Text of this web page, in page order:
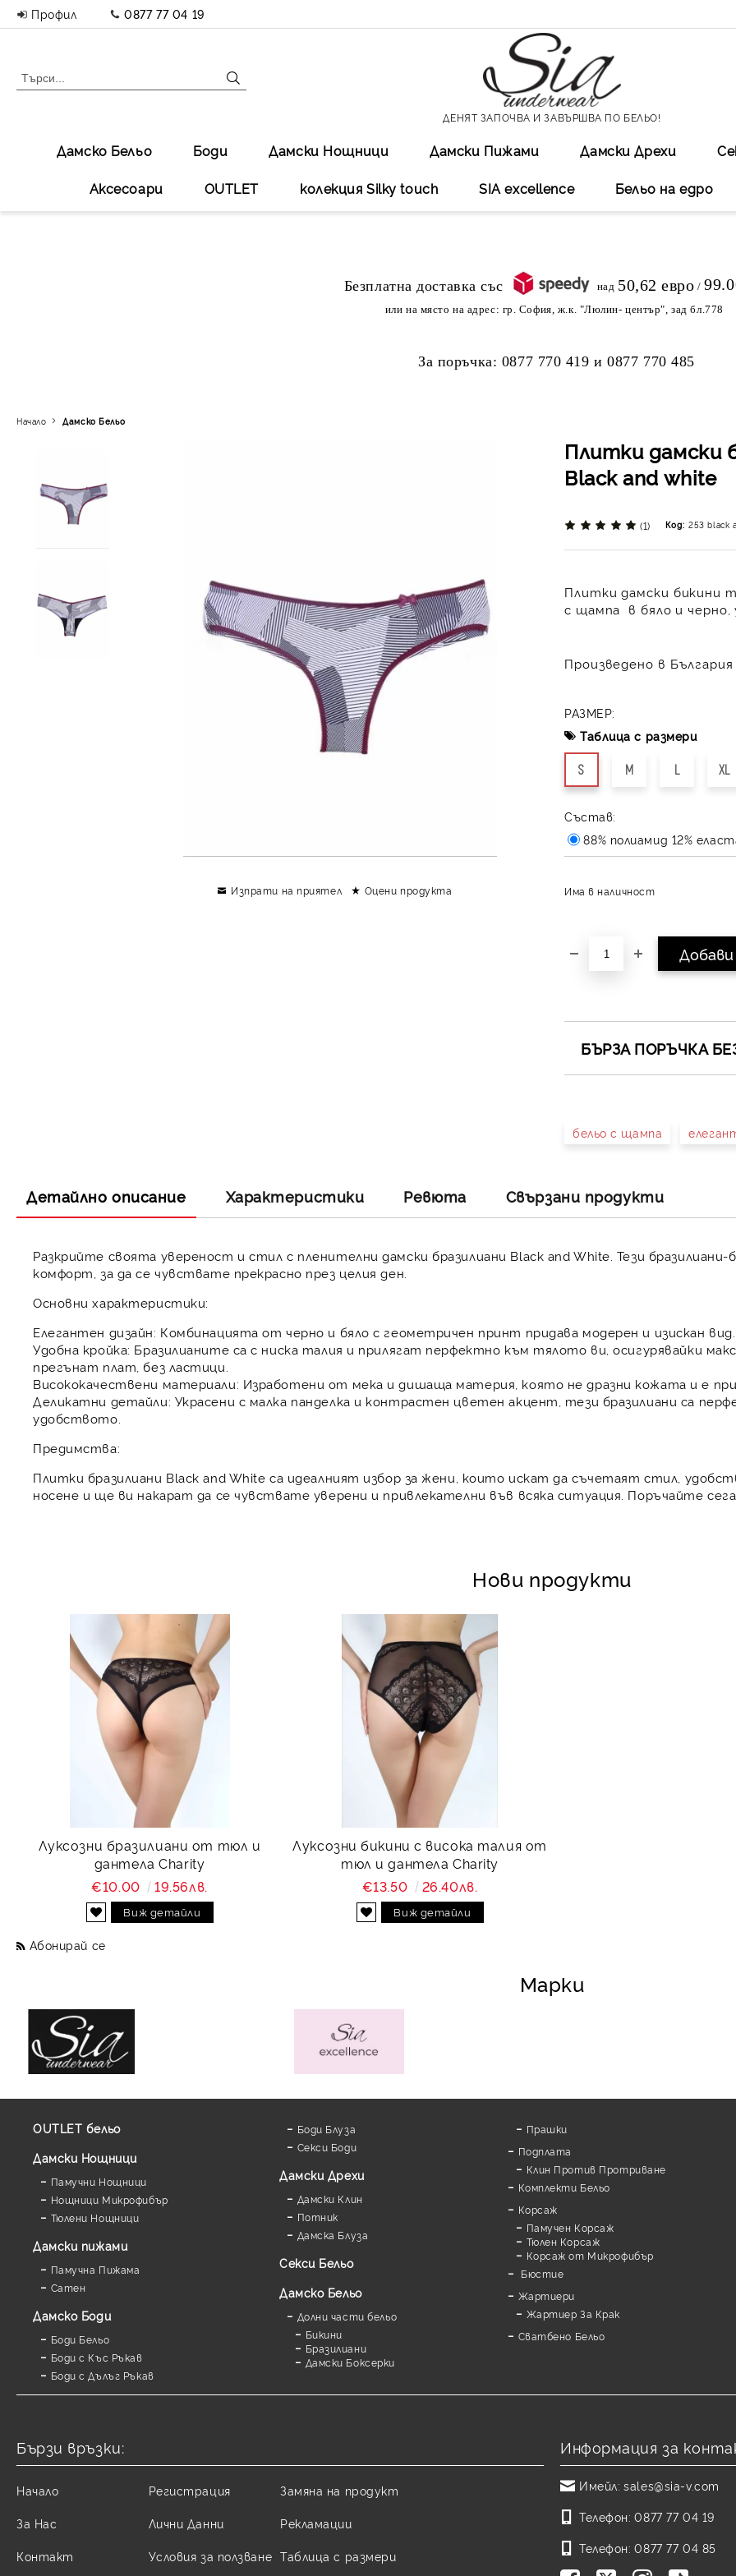
Профил 0877 77 04 19
ДЕНЯТ ЗАПОЧВА И ЗАВЪРШВА ПО БЕЛЬО!
Дамско Бельо Боди Дамски Нощници Дамски Пижами Дамски Дрехи
Аксесоари OUTLET колекция Silky touch SIA excellеnce Бельо на едро
над 50,62 евро /
или на място на адрес: гр. София, ж.к. "Люлин- център", зад бл.778
За поръчка: 0877 770 419 и0877 770 485
Начало Дамско Бельо
Плитки дамски
Black and white
(1) Код: 253 black
Плитки дамски бикини
с щампа в бяло и черно,
Произведено в
РАЗМЕР:
Таблица с размери
S M L XL
Състав:
88% полиамид 12%
Има в наличност
БЪРЗА ПОРЪЧКА
Ние ще се свържем с вас в
бельо с щампа
Изпрати на приятел Оцени продукта
Детайлно описание Характеристики Ревюта Свързани продукти
Разкрийте своята увереност и стил с пленителни дамски бразилиани Black and White. Тези
комфорт, за да се чувствате прекрасно през целия ден.
Основни характеристики:
Елегантен дизайн: Комбинацията от черно и бяло с геометричен принт придава модерен и изискан вид.
Удобна кройка: Бразилианите са с ниска талия и прилягат перфектно към тялото ви, осигурявайки
прегънат плат, без ластици.
Висококачествени материали: Изработени от мека и дишаща материя, която не дразни кожата и е
Деликатни детайли: Украсени с малка панделка и контрастен цветен акцент, тези бразилиани са
удобството.
Предимства:
Плитки бразилиани Black and White са идеалният избор за жени, които искат да съчетаят стил,
носене и ще ви накарат да се чувствате уверени и привлекателни във всяка ситуация. Поръчайте
Нови продукти
Луксозни бразилиани от тюл и
дантела Charity
€10.00
19.56лв.
Виж детайли
Луксозни бикини с висока талия от
тюл и дантела Charity
€13.50
26.40лв.
Виж детайли
Абонирай се
Марки
OUTLET бельо
Дамски Нощници
Памучни Нощници
Нощници Микрофибър
Тюлени Нощници
Дамски пижами
Памучна Пижама
Сатен
Дамскo Боди
Боди Бельо
Боди с Къс Ръкав
Боди с Дълъг Ръкав
Боди Блуза
Секси Боди
Дамски Дрехи
Дамски Клин
Потник
Дамска Блуза
Секси Бельо
Дамско Бельо
Долни части бельо
Бикини
Бразилиани
Дамски Боксерки
Прашки
Подплата
Клин Против Протриване
Комплекти Бельо
Корсаж
Памучен Корсаж
Тюлен Корсаж
Корсаж от Микрофибър
Бюстие
Жартиери
Жартиер За Крак
Сватбено Бельо
Бързи връзки:
Начало
За Нас
Контакт
Регистрация
Лични Данни
Условия за ползване
Замяна на продукт
Рекламации
Таблица с размери
Информация за
Имейл: sales@sia-v.com
Телефон: 0877 77 04 19
Телефон: 0877 77 04 85